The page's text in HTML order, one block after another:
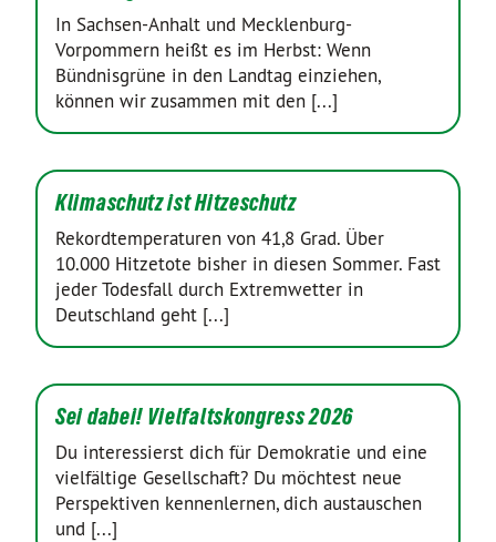
In Sachsen-Anhalt und Mecklenburg-
Vorpommern heißt es im Herbst: Wenn
Bündnisgrüne in den Landtag einziehen,
können wir zusammen mit den [...]
Klimaschutz ist Hitzeschutz
Rekordtemperaturen von 41,8 Grad. Über
10.000 Hitzetote bisher in diesen Sommer. Fast
jeder Todesfall durch Extremwetter in
Deutschland geht [...]
Sei dabei! Vielfaltskongress 2026
Du interessierst dich für Demokratie und eine
vielfältige Gesellschaft? Du möchtest neue
Perspektiven kennenlernen, dich austauschen
und [...]